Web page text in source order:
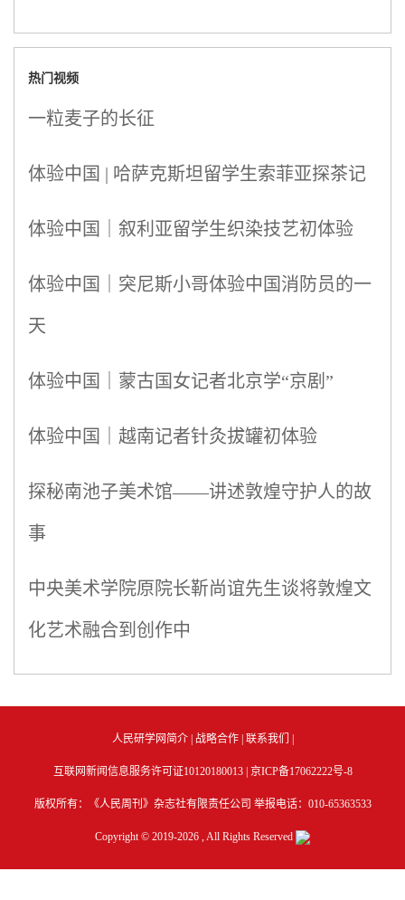
热门视频
一粒麦子的长征
体验中国 | 哈萨克斯坦留学生索菲亚探茶记
体验中国｜叙利亚留学生织染技艺初体验
体验中国｜突尼斯小哥体验中国消防员的一
天
体验中国｜蒙古国女记者北京学“京剧”
体验中国｜越南记者针灸拔罐初体验
探秘南池子美术馆——讲述敦煌守护人的故
事
中央美术学院原院长靳尚谊先生谈将敦煌文
化艺术融合到创作中
人民研学网简介| 战略合作| 联系我们
互联网新闻信息服务许可证10120180013 | 京ICP备17062222号-8
版权所有：《人民周刊》杂志社有限责任公司 举报电话：010-65363533
Copyright © 2019-2026 , All Rights Reserved